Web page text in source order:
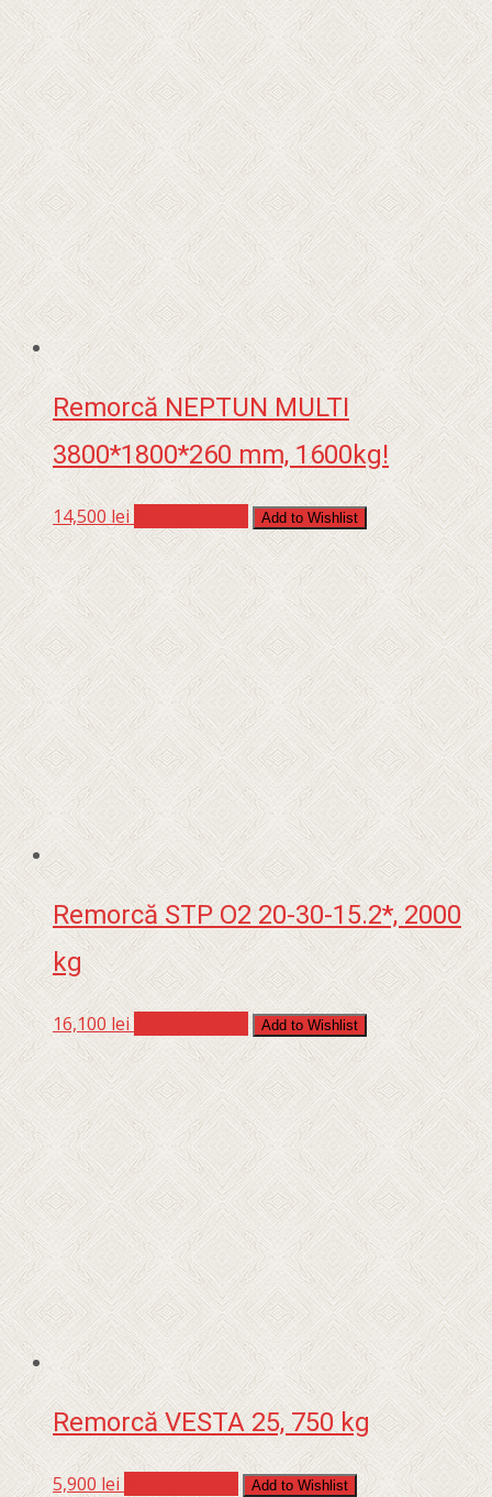
Remorcă NEPTUN MULTI
3800*1800*260 mm, 1600kg!
14,500lei Add to Wishlist
Remorcă STP O2 20-30-15.2*, 2000
kg
16,100 lei Add to Wishlist
Remorcă VESTA 25, 750 kg
5,900 lei Add to Wishlist